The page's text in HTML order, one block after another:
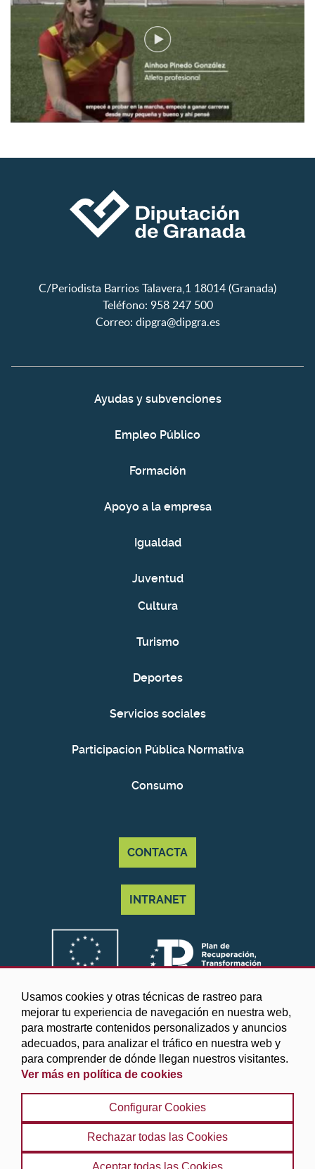
Usamos cookies y otras técnicas de rastreo para
mejorar tu experiencia de navegación en nuestra web,
para mostrarte contenidos personalizados y anuncios
adecuados, para analizar el tráfico en nuestra web y
para comprender de dónde llegan nuestros visitantes.
Ver más en política de cookies
Configurar Cookies
Rechazar todas las Cookies
Aceptar todas las Cookies
C/Periodista Barrios Talavera,1 18014 (Granada)
Teléfono: 958 247 500
Correo: dipgra@dipgra.es
Ayudas y subvenciones
Empleo Público
Formación
Apoyo a la empresa
Igualdad
Juventud
Cultura
Turismo
Deportes
Servicios sociales
Participacion Pública Normativa
Consumo
CONTACTA
INTRANET
©2025 Diputación de Granada
Aviso legal y Política de privacidad | Política de cookies
Protección de datos | Accesibilidad | Búsqueda |
Mapa web